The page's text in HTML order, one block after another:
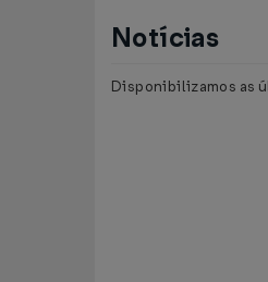
Notícias
Disponibilizamos as